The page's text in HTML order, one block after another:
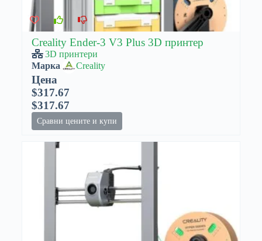
Creality Ender-3 V3 Plus 3D принтер
3D принтери
Марка
Creality
Цена
$317.67
$317.67
Сравни цените и купи